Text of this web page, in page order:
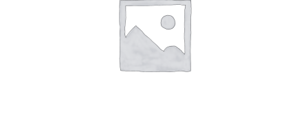
ΠΡΟΣΘΉΚΗ ΣΤΟ ΚΑΛΆΘΙ